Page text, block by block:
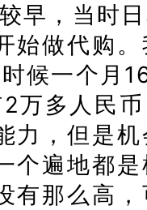
早，当时
始做代购
候一个月
万多人民
力，但是
个遍地都
有那么高